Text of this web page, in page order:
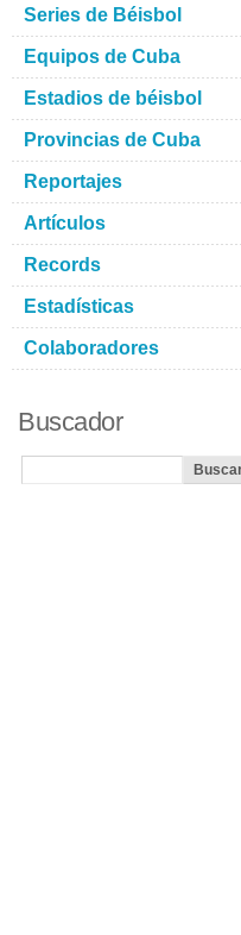
Series de Béisbol
Equipos de Cuba
Estadios de béisbol
Provincias de Cuba
Reportajes
Artículos
Records
Estadísticas
Colaboradores
Buscador